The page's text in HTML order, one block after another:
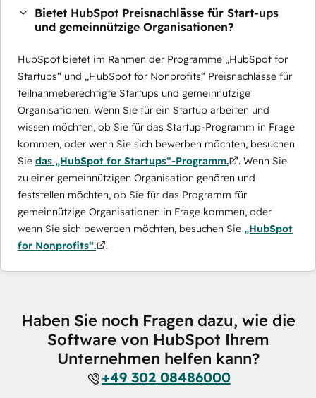
Bietet HubSpot Preisnachlässe für Start-ups
und gemeinnützige Organisationen?
HubSpot bietet im Rahmen der Programme „HubSpot for
Startups“ und „HubSpot for Nonprofits“ Preisnachlässe für
teilnahmeberechtigte Startups und gemeinnützige
Organisationen. Wenn Sie für ein Startup arbeiten und
wissen möchten, ob Sie für das Startup-Programm in Frage
kommen, oder wenn Sie sich bewerben möchten, besuchen
Sie das „HubSpot for Startups“-Programm.
. Wenn Sie
zu einer gemeinnützigen Organisation gehören und
feststellen möchten, ob Sie für das Programm für
gemeinnützige Organisationen in Frage kommen, oder
wenn Sie sich bewerben möchten, besuchen Sie „HubSpot
for Nonprofits“.
.
Haben Sie noch Fragen dazu, wie die
Software von HubSpot Ihrem
Unternehmen helfen kann?
+49 302 08486000